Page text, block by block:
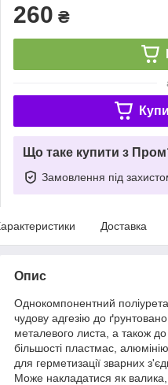
260 ₴
Що таке купити з
Замовлення під
Доставка
Опис
Однокомпонентний
чудову адгезію до
металевого листа, а також до
більшості пластмас,
для герметизації зварних
Може накладатися як